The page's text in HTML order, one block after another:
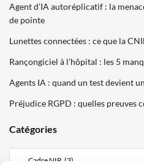
Agent d’IA autoréplicatif : la
de pointe
Lunettes connectées : ce que la
Rançongiciel à l’hôpital : les 5
Agents IA : quand un test devient
Préjudice RGPD : quelles preuves
Catégories